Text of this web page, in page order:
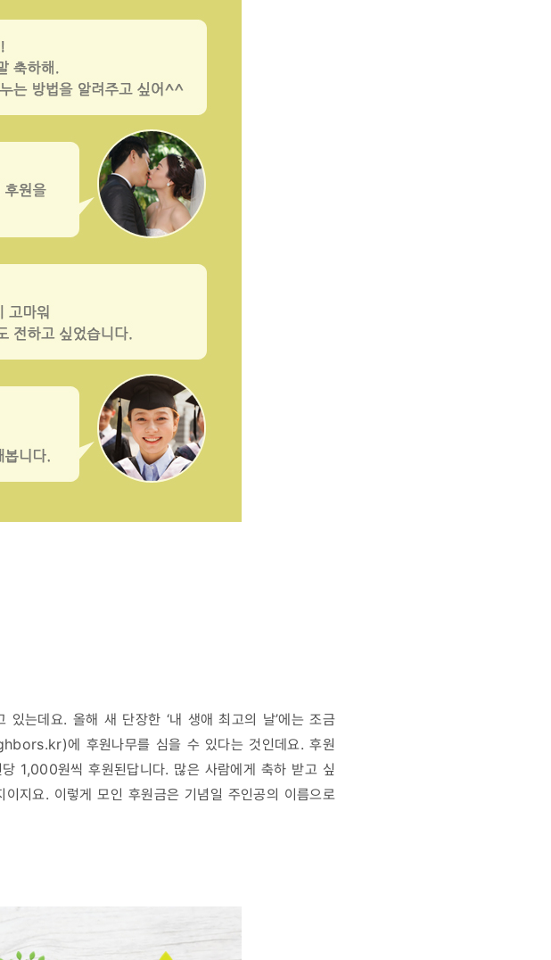
는데요. 올해 새 단장한 ‘내 생애 최고의 날’에는 조금
에 후원나무를 심을 수 있다는 것인데요. 후원
1,000원씩 후원된답니다. 많은 사람에게 축하 받고 싶
지요. 이렇게 모인 후원금은 기념일 주인공의 이름으로